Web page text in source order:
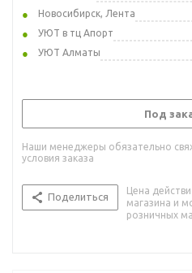
Новосибирск, Лента
УЮТ в тц Апорт
УЮТ Алматы
Под
Наши менеджеры обязательно
условия заказа
Поделиться
Цена
магазина и
розничных